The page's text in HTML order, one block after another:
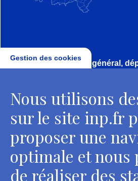
Direction, secrétariat général,
2 rue Vivienne - 75002 Paris
Tél. : + 33 1 44 41 16 41
Contacts
Gestion des cookies
Nous utilisons
sur le site inp.fr
proposer une
optimale et nous
de réaliser des